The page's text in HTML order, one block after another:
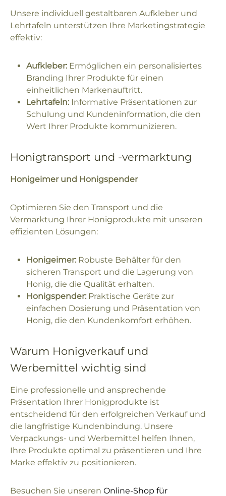
Unsere individuell gestaltbaren Aufkleber und
Lehrtafeln unterstützen Ihre Marketingstrategie
effektiv:
Aufkleber: Ermöglichen ein personalisiertes
Branding Ihrer Produkte für einen
einheitlichen Markenauftritt.
Lehrtafeln: Informative Präsentationen zur
Schulung und Kundeninformation, die den
Wert Ihrer Produkte kommunizieren.
Honigtransport und -vermarktung
Honigeimer und Honigspender
Optimieren Sie den Transport und die
Vermarktung Ihrer Honigprodukte mit unseren
effizienten Lösungen:
Honigeimer: Robuste Behälter für den
sicheren Transport und die Lagerung von
Honig, die die Qualität erhalten.
Honigspender: Praktische Geräte zur
einfachen Dosierung und Präsentation von
Honig, die den Kundenkomfort erhöhen.
Warum Honigverkauf und
Werbemittel wichtig sind
Eine professionelle und ansprechende
Präsentation Ihrer Honigprodukte ist
entscheidend für den erfolgreichen Verkauf und
die langfristige Kundenbindung. Unsere
Verpackungs- und Werbemittel helfen Ihnen,
Ihre Produkte optimal zu präsentieren und Ihre
Marke effektiv zu positionieren.
Besuchen Sie unseren Online-Shop für